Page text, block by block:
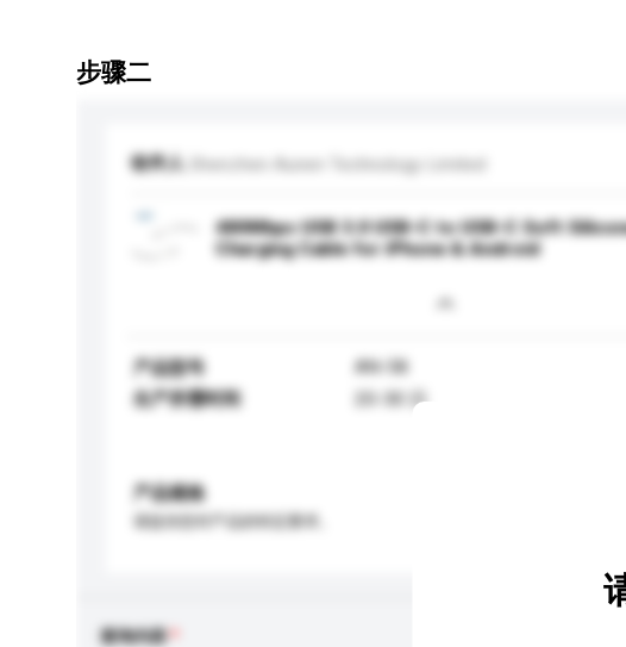
步骤二
收件人 Shenzhen Aunen Technology Limited
480Mbps USB 3.0 USB-C to USB-C Soft
Charging Cable for iPhone & Android
产品型号
AN-58
生产所需时间
20-30 日
产品规格
查询内容